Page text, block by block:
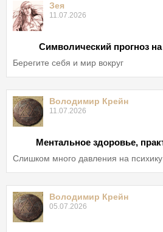
Зея
11.07.2026
Символический прогноз
Берегите себя и мир вокруг
Володимир Крейн
11.07.2026
Ментальное здоровье,
Слишком много давления на психику
Володимир Крейн
05.07.2026